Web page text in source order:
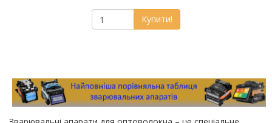
Купити!